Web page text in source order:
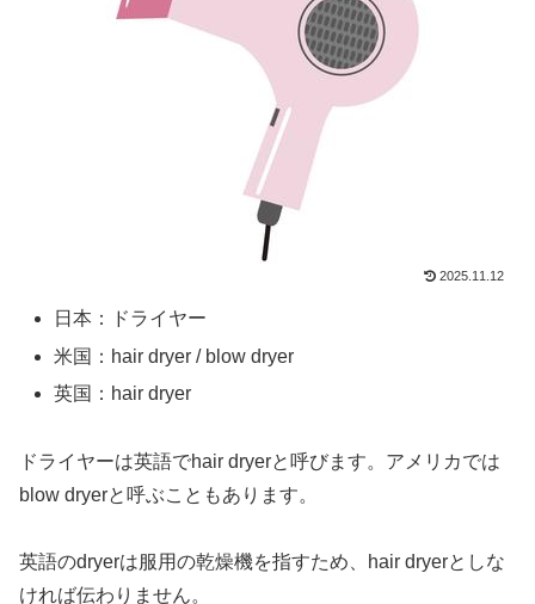
2025.11.12
日本：ドライヤー
米国：hair dryer / blow dryer
英国：hair dryer
ドライヤーは英語でhair dryerと呼びます。アメリカでは
blow dryerと呼ぶこともあります。
英語のdryerは服用の乾燥機を指すため、hair dryerとしな
ければ伝わりません。